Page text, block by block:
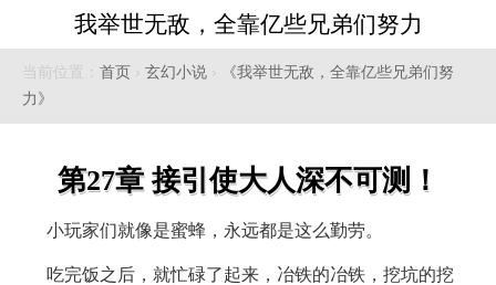
我举世无敌，全靠亿些兄弟们努力
当前位置： 首页 › 玄幻小说 ›
《我举世无敌，全靠亿些兄弟们努
力》
第27章 接引使大人深不可测！
小玩家们就像是蜜蜂，永远都是这么勤劳。
吃完饭之后，就忙碌了起来，冶铁的冶铁，挖坑的挖